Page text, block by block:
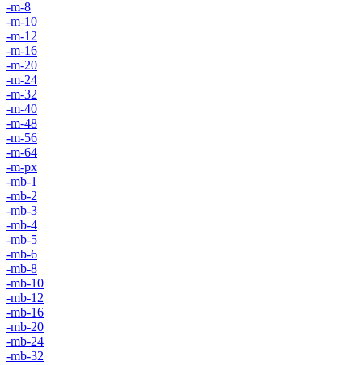
-m-8
-m-10
-m-12
-m-16
-m-20
-m-24
-m-32
-m-40
-m-48
-m-56
-m-64
-m-px
-mb-1
-mb-2
-mb-3
-mb-4
-mb-5
-mb-6
-mb-8
-mb-10
-mb-12
-mb-16
-mb-20
-mb-24
-mb-32